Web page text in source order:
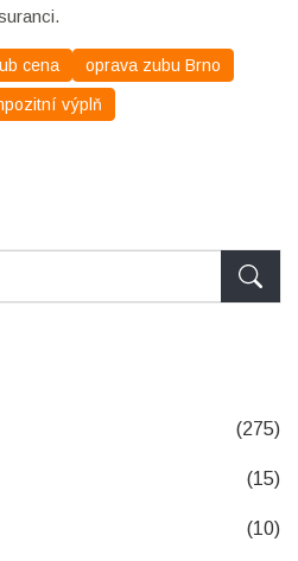
cena oprava zubu Brno
výplň
(275)
(15)
(10)